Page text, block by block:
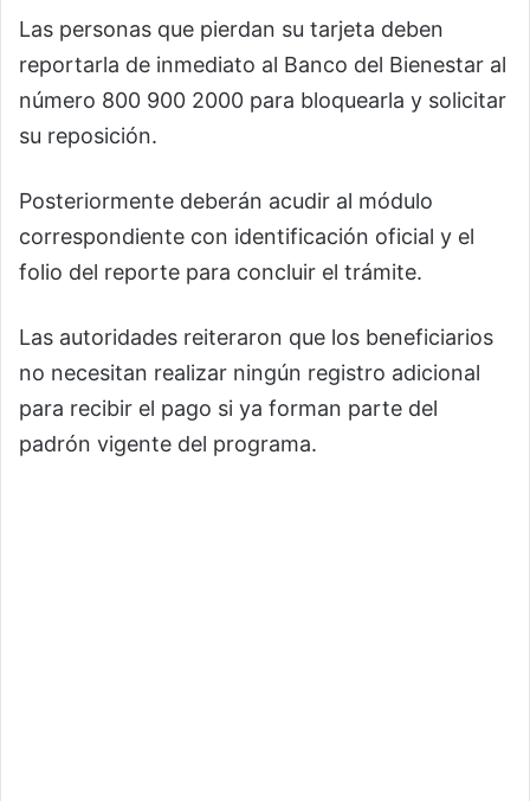
Las personas que pierdan su tarjeta deben
reportarla de inmediato al Banco del Bienestar al
número 800 900 2000 para bloquearla y solicitar
su reposición.
Posteriormente deberán acudir al módulo
correspondiente con identificación oficial y el
folio del reporte para concluir el trámite.
Las autoridades reiteraron que los beneficiarios
no necesitan realizar ningún registro adicional
para recibir el pago si ya forman parte del
padrón vigente del programa.